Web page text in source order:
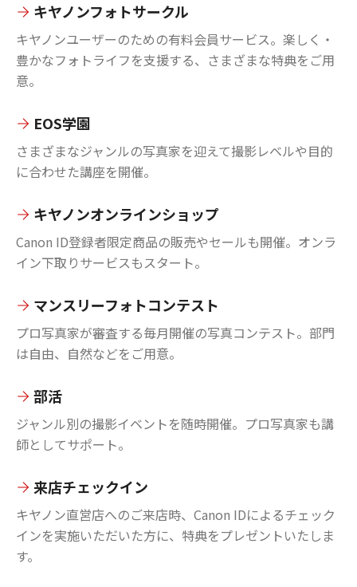
キヤノンフォトサークル
キヤノンユーザーのための有料会員サービス。楽しく・
豊かなフォトライフを支援する、さまざまな特典をご用
意。
EOS学園
さまざまなジャンルの写真家を迎えて撮影レベルや目的
に合わせた講座を開催。
キヤノンオンラインショップ
Canon ID登録者限定商品の販売やセールも開催。オンラ
イン下取りサービスもスタート。
マンスリーフォトコンテスト
プロ写真家が審査する毎月開催の写真コンテスト。部門
は自由、自然などをご用意。
部活
ジャンル別の撮影イベントを随時開催。プロ写真家も講
師としてサポート。
来店チェックイン
キヤノン直営店へのご来店時、Canon IDによるチェック
インを実施いただいた方に、特典をプレゼントいたしま
す。